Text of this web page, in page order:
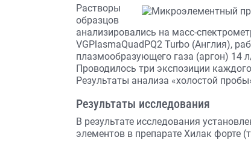
Растворы
образцов
анализировались на масс-
VGPlasmaQuadPQ2 Turbo (Англия),
плазмообразующего газа (аргон) 14
Проводилось три экспозиции
Результаты анализа «холостой
Результаты исследования
В результате исследования
элементов в препарате Хилак форте